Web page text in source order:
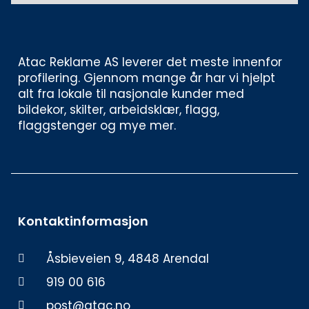
Atac Reklame AS leverer det meste innenfor
profilering. Gjennom mange år har vi hjelpt
alt fra lokale til nasjonale kunder med
bildekor, skilter, arbeidsklær, flagg,
flaggstenger og mye mer.
Kontaktinformasjon
Åsbieveien 9, 4848 Arendal
919 00 616
post@atac.no